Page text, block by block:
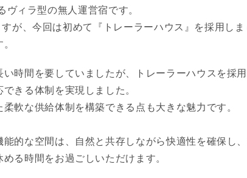
ィラ型の無人運営宿です。
が、今回は初めて『トレーラーハウス』を採用し
時間を要していましたが、トレーラーハウスを採
きる体制を実現しました。
軟な供給体制を構築できる点も大きな魅力です。
的な空間は、自然と共存しながら快適性を確保し
る時間をお過ごしいただけます。